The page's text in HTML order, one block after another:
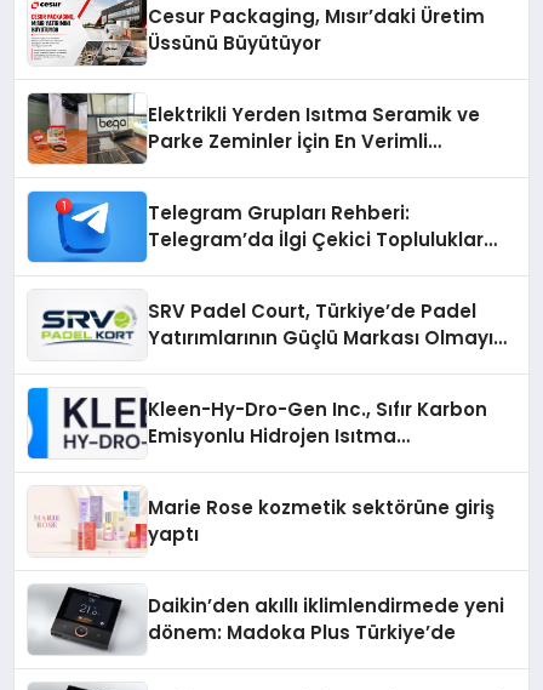
Cesur Packaging, Mısır’daki Üretim
Üssünü Büyütüyor
Elektrikli Yerden Isıtma Seramik ve
Parke Zeminler İçin En Verimli
Telegram Grupları Rehberi:
Telegram’da İlgi Çekici Topluluklar
SRV Padel Court, Türkiye’de Padel
Yatırımlarının Güçlü Markası Olmayı
Kleen-Hy-Dro-Gen Inc., Sıfır Karbon
Emisyonlu Hidrojen Isıtma
Marie Rose kozmetik sektörüne giriş
yaptı
Daikin’den akıllı iklimlendirmede yeni
dönem: Madoka Plus Türkiye’de